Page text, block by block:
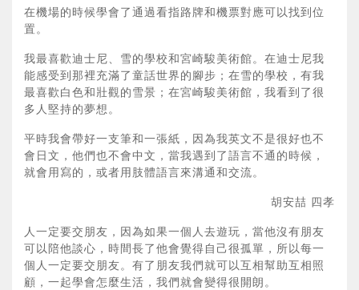
在機場的時候學會了通過看指路牌和機票對應可以找到位
置。
我最喜歡迪士尼、雪的學校和宮崎駿美術館。在迪士尼我
能感受到那裡充滿了童話世界的腳步；在雪的學校，有我
最喜歡白色和壯觀的雪景；在宮崎駿美術館，我看到了很
多人堅持的夢想。
平時我會帶好一支筆和一張紙，因為我英文不是很好也不
會日文，他們也不會中文，當我遇到了語言不通的時候，
就會用寫的，或者用肢體語言來溝通和交流。
胡安喆 四孝
人一定要交朋友，因為如果一個人去遊玩，當他沒有朋友
可以陪他談心，時間長了他會覺得自己很孤單，所以每一
個人一定要交朋友。有了朋友我們就可以互相幫助互相照
顧，一起學會怎麼生活，我們就會變得很開朗。